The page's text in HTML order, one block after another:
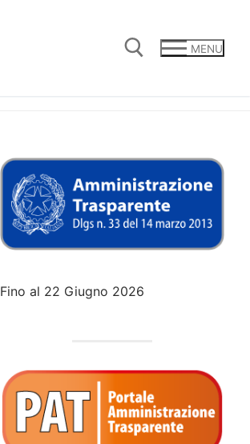
MENU
Fino al 22 Giugno 2026